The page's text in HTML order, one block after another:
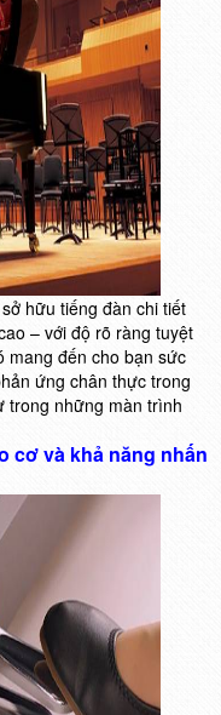
hữu tiếng đàn chi tiết
– với độ rõ ràng tuyệt
mang đến cho bạn sức
ứng chân thực trong
trong những màn trình
cơ và khả năng nhấn